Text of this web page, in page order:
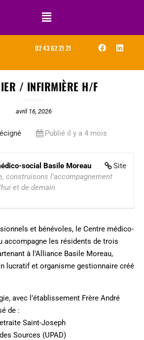
02 43 62 21 21
/ INFIRMIÈRE H/F
avril 16, 2026
Publié il y a 4 mois
Site
social Basile Moreau
construisons l'accompagnement
et de demain
et bénévoles, le Centre médico-
accompagne les résidents de trois
à l’Alliance Basile Moreau,
lucratif et organisme gestionnaire créé
avec l’établissement Frère André
de :
Saint-Joseph
Sources (UPAD)